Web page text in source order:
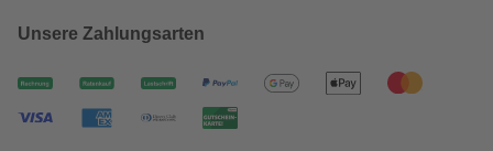
Unsere Zahlungsarten